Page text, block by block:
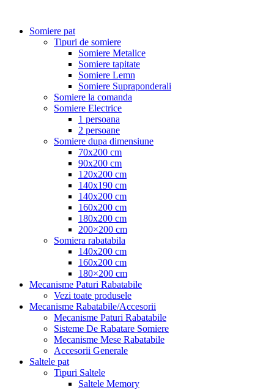
Somiere pat
Tipuri de somiere
Somiere Metalice
Somiere tapitate
Somiere Lemn
Somiere Supraponderali
Somiere la comanda
Somiere Electrice
1 persoana
2 persoane
Somiere dupa dimensiune
70x200 cm
90x200 cm
120x200 cm
140x190 cm
140x200 cm
160x200 cm
180x200 cm
200×200 cm
Somiera rabatabila
140x200 cm
160x200 cm
180×200 cm
Mecanisme Paturi Rabatabile
Vezi toate produsele
Mecanisme Rabatabile/Accesorii
Mecanisme Paturi Rabatabile
Sisteme De Rabatare Somiere
Mecanisme Mese Rabatabile
Accesorii Generale
Saltele pat
Tipuri Saltele
Saltele Memory